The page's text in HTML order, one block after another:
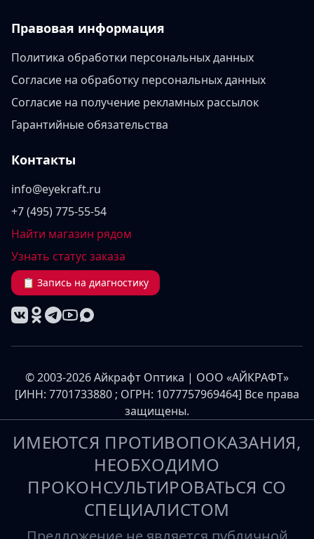
Правовая информация
Политика обработки персональных данных
Согласие на обработку персональных данных
Согласие на получение рекламных рассылок
Гарантийные обязательства
Контакты
info@eyekraft.ru
+7 (495) 775-55-54
Найти магазин рядом
Узнать статус заказа
📋 Запись на диагностику
© 2003-2026 Айкрафт Оптика | ООО «АЙКРАФТ»
[ИНН: 7701733880 ; ОГРН: 1077757969464] Все права
защищены.
ИМЕЮТСЯ ПРОТИВОПОКАЗАНИЯ,
НЕОБХОДИМО
ПРОКОНСУЛЬТИРОВАТЬСЯ СО
СПЕЦИАЛИСТОМ